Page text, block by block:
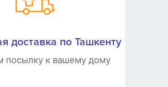
доставка по Ташкенту
посылку к вашему дому